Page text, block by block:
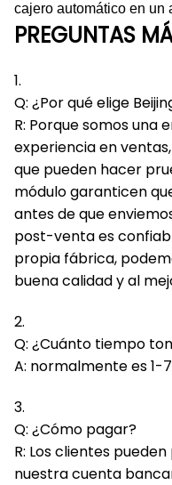
cajero automático en un
PREGUNTAS
1.
Q: ¿Por qué elige
R: Porque somos una
experiencia en
que pueden hacer
módulo garanticen
antes de que
post-venta es
propia fábrica,
buena calidad y al
2.
Q: ¿Cuánto tiempo
A: normalmente es 1-
3.
Q: ¿Cómo pagar?
R: Los clientes
nuestra cuenta